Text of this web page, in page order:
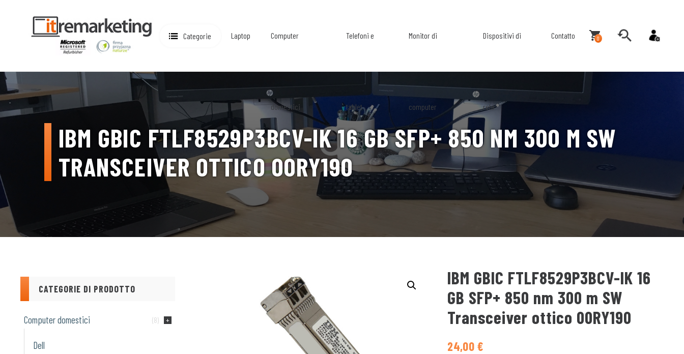
Categorie Laptop Computer
domestici
Telefoni e
tablet
Monitor di
computer
Dispositivi di
rete
Contatto 0
IBM GBIC FTLF8529P3BCV-IK 16 GB SFP+ 850 NM 300 M SW
TRANSCEIVER OTTICO 00RY190
CATEGORIE DI PRODOTTO
Computer domestici (8)
Dell
IBM GBIC FTLF8529P3BCV-IK 16
GB SFP+ 850 nm 300 m SW
Transceiver ottico 00RY190
24,00 €